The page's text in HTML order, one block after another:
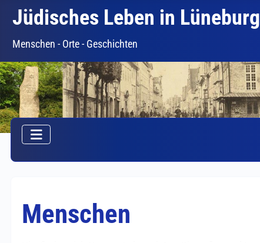
Jüdisches Leben in Lüneburg
Menschen - Orte - Geschichten